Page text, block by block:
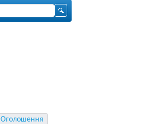
Оголошення